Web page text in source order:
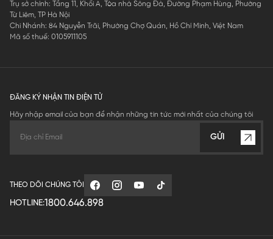
Trụ sở chính: Tầng 11, Khối A, Tòa nhà Sông Đà, Đường Phạm Hùng, Phường
Từ Liêm, TP Hà Nội
Chi Nhánh: 84 Nguyễn Trãi, Phường Chợ Quán, Hồ Chí Minh, Việt Nam
Mã số thuế: 0105911105
ĐĂNG KÝ NHẬN TIN ĐIỆN TỬ
Hãy nhập email của bạn để nhận những tin tức mới nhất của chúng tôi
GỬI
THEO DÕI CHÚNG TÔI
HOTLINE:1800.646.898